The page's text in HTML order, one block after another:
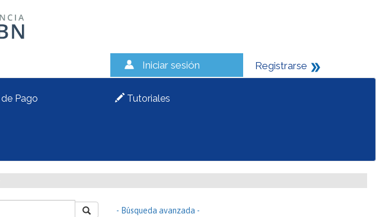
Iniciar sesión Registrarse
Pago Tutoriales
- Búsqueda avanzada -